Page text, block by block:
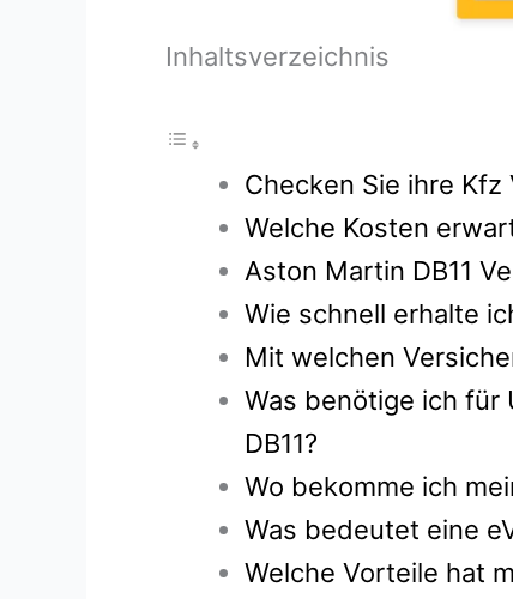
Inhaltsverzeichnis
Checken Sie ihre
Welche Kosten
Aston Martin DB11
Wie schnell erhalte
Mit welchen
Was benötige ich für
DB11?
Wo bekomme ich
Was bedeutet eine
Welche Vorteile hat